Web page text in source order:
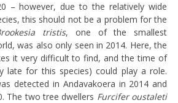
– however, due to the relatively wide
this should not be a problem for the
tristis, one of the smallest
was also only seen in 2014. Here, the
it very difficult to find, and the time of
late for this species) could play a role.
detected in Andavakoera in 2014 and
The two tree dwellers Furcifer oustaleti